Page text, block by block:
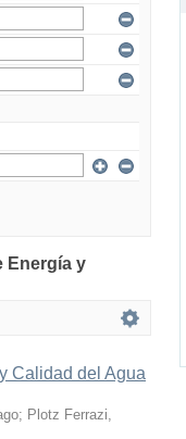
Energía y
Calidad del Agua
; Plotz Ferrazi,